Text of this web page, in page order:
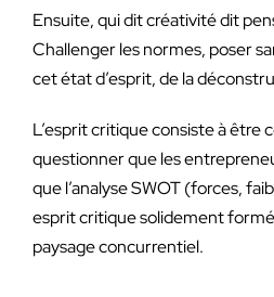
Ensuite, qui dit créativité dit
Challenger les normes, poser
cet état d’esprit, de la
L’esprit critique consiste à être
questionner que les
que l’analyse SWOT (forces,
esprit critique solidement
paysage concurrentiel.